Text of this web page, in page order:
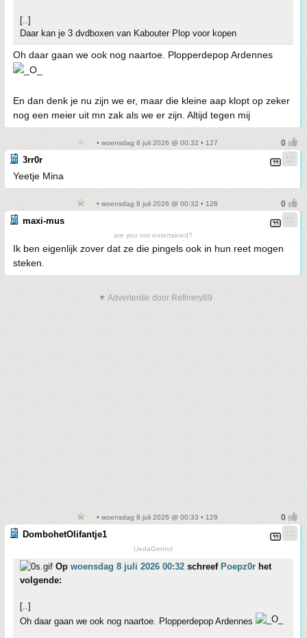
[..]
Daar kan je 3 dvdboxen van Kabouter Plop voor kopen
Oh daar gaan we ook nog naartoe. Plopperdepop Ardennes
En dan denk je nu zijn we er, maar die kleine aap klopt op zeker
nog een meier uit mn zak als we er zijn. Altijd tegen mij
• woensdag 8 juli 2026 @ 00:32 • 127
3rr0r
Yeetje Mina
• woensdag 8 juli 2026 @ 00:32 • 128
maxi-mus
are you not entertained?
Ik ben eigenlijk zover dat ze die pingels ook in hun reet mogen
steken.
▼ Advertentie door Refinery89
• woensdag 8 juli 2026 @ 00:33 • 129
DombohetOlifantje1
UedaGernot
Op woensdag 8 juli 2026 00:32 schreef Poepz0r het
volgende:
[..]
Oh daar gaan we ook nog naartoe. Plopperdepop Ardennes